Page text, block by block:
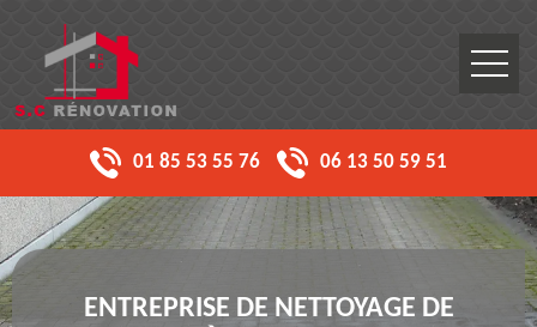
01 85 53 55 76 06 13 50 59 51
ENTREPRISE DE NETTOYAGE DE